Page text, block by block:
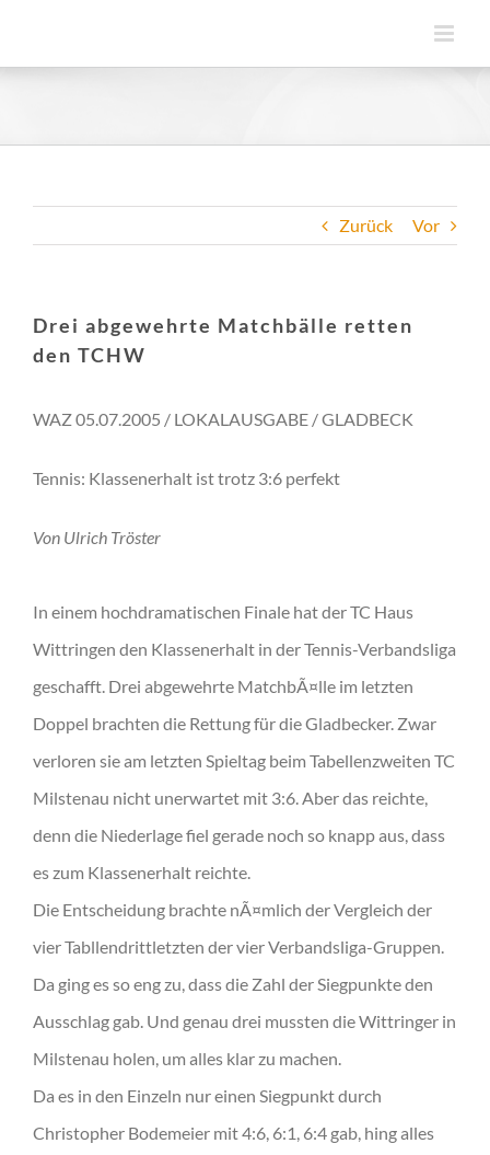
Zurück Vor
Drei abgewehrte Matchbälle retten
den TCHW
WAZ 05.07.2005 / LOKALAUSGABE / GLADBECK
Tennis: Klassenerhalt ist trotz 3:6 perfekt
Von Ulrich Tröster
In einem hochdramatischen Finale hat der TC Haus
Wittringen den Klassenerhalt in der Tennis-Verbandsliga
geschafft. Drei abgewehrte MatchbÃ¤lle im letzten
Doppel brachten die Rettung für die Gladbecker. Zwar
verloren sie am letzten Spieltag beim Tabellenzweiten TC
Milstenau nicht unerwartet mit 3:6. Aber das reichte,
denn die Niederlage fiel gerade noch so knapp aus, dass
es zum Klassenerhalt reichte.
Die Entscheidung brachte nÃ¤mlich der Vergleich der
vier Tabllendrittletzten der vier Verbandsliga-Gruppen.
Da ging es so eng zu, dass die Zahl der Siegpunkte den
Ausschlag gab. Und genau drei mussten die Wittringer in
Milstenau holen, um alles klar zu machen.
Da es in den Einzeln nur einen Siegpunkt durch
Christopher Bodemeier mit 4:6, 6:1, 6:4 gab, hing alles